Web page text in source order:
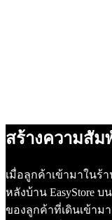
สร้างความสั
เมื่อลูกค้าเข้ามาใน
หลังบ้าน EasyStore
ของลูกค้าที่เดินเข้าม